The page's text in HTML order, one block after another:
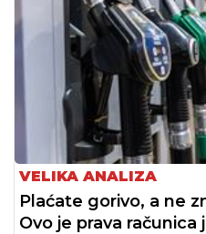
VELIKA ANALIZA
Plaćate gorivo, a ne
Ovo je prava računica